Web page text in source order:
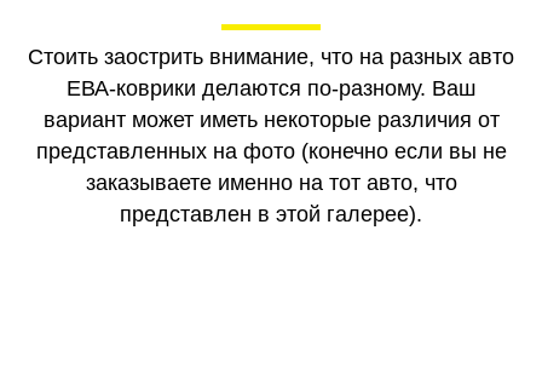
Стоить заострить внимание, что на разных авто
ЕВА-коврики делаются по-разному. Ваш
вариант может иметь некоторые различия от
представленных на фото (конечно если вы не
заказываете именно на тот авто, что
представлен в этой галерее).